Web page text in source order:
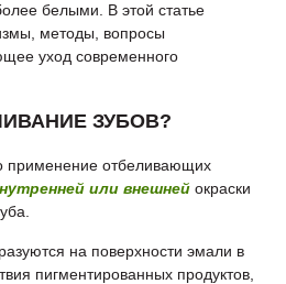
белыми. В этой статье
методы, вопросы
уход современного
ЗУБОВ?
применение отбеливающих
или внешней окраски
на поверхности эмали в
пигментированных продуктов,